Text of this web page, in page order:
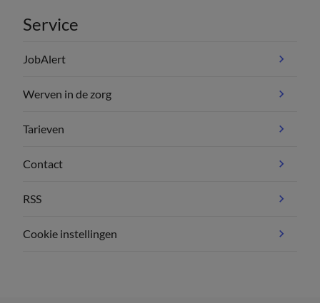
Service
JobAlert
Werven in de zorg
Tarieven
Contact
RSS
Cookie instellingen